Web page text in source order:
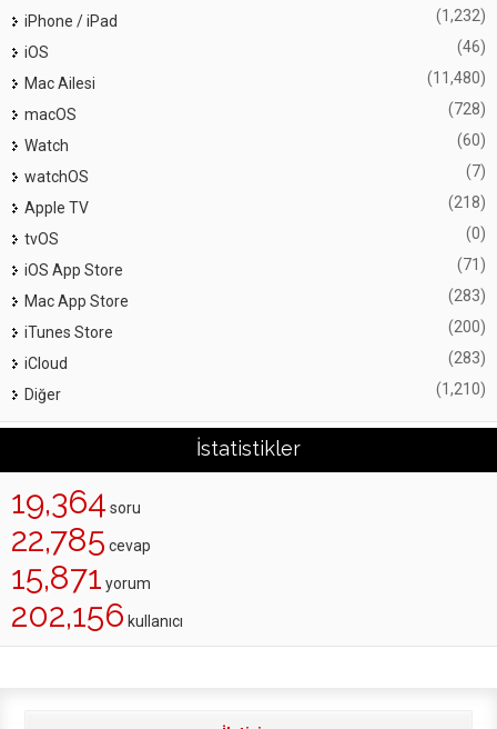
iPhone / iPad
(1,232)
iOS (46)
Mac Ailesi (11,480)
macOS (728)
Watch (60)
watchOS (7)
Apple TV (218)
tvOS (0)
iOS App Store (71)
Mac App Store (283)
iTunes Store (200)
iCloud (283)
Diğer (1,210)
İstatistikler
19,364 soru
22,785 cevap
15,871 yorum
202,156 kullanıcı